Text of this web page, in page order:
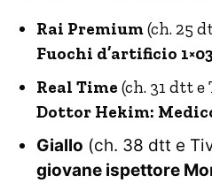
Rai Premium(ch. 25
Fuochi d’artificio
Real Time (ch. 31 dtt e
Dottor Hekim:
Giallo (ch. 38 dtt e
giovane ispettore